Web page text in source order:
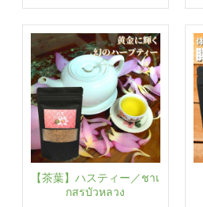
【茶葉】ハスティー／ชาเ
กสรบัวหลวง